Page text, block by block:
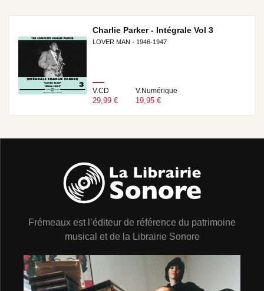
Charlie Parker - Intégrale Vol 3
LOVER MAN - 1946-1947
V.CD
29,99 €
V.Numérique
19,95 €
Frémeaux est l’éditeur de référence du patrimoine
musical et de la Librairie Sonore